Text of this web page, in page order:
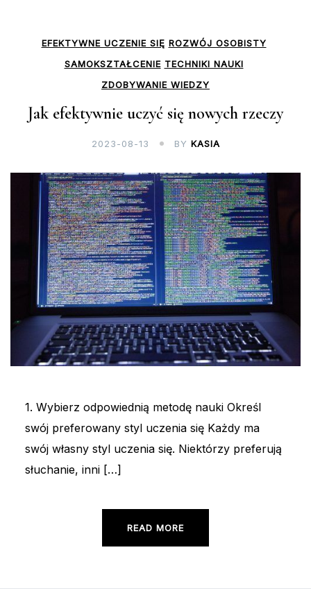
EFEKTYWNE UCZENIE SIĘ ROZWÓJ OSOBISTY
SAMOKSZTAŁCENIE TECHNIKI NAUKI
ZDOBYWANIE WIEDZY
Jak efektywnie uczyć się nowych rzeczy
2023-08-13 BY KASIA
1. Wybierz odpowiednią metodę nauki Określ
swój preferowany styl uczenia się Każdy ma
swój własny styl uczenia się. Niektórzy preferują
słuchanie, inni […]
READ MORE